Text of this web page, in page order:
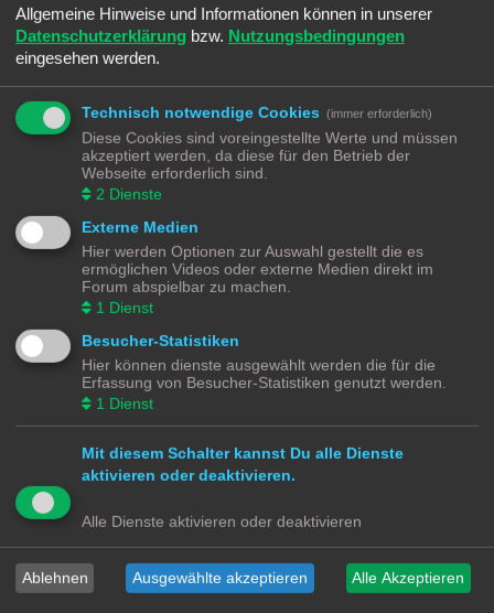
Letzter Beitrag von Ralph «Sa 25. Jun 2022, 08:30
Verfasst inSpiele & Co.
Umbauwagen ROCO
Letzter Beitrag von
Märklin BR216 (V160) CARGO digitalisieren
Letzter Beitrag von «Fr 20. Mai 2022, 17:36
Verfasst in Lokomotiven | Züge
Schotter Beladung selber machen
Verfasst inGestaltungstipps und Tricks
Märklin K83 Weichendecoder - Separate Stromeinspeisung
Letzter Beitrag von
Verfasst inDigital
Software - aber Welche - Teil 4
Letzter Beitrag von
Verfasst inSteuerung
Software - aber Welche - Teil 3
Letzter Beitrag von Moba_GM
Do 3. Mär 2022, 19:12
Verfasst inSteuerung
Software - aber Welche - Teil 2
Verfasst inSteuerung
Profilbanner
Letzter Beitrag vonRalph«So 27. Feb 2022, 09:12
Verfasst in
Arduino - habt ihr schon Erfahrung gemacht?
Verfasst inTechnik
S-Bahn Triebwagen ET171/EM171 - BR471/871
Letzter Beitrag vonHammonia«Sa 19. Feb 2022, 23:39
Allgemeine Hinweise und Informationen können in unserer
Datenschutzerklärung bzw. Nutzungsbedingungen
eingesehen werden.
Technisch notwendige Cookies (immer erforderlich)
Diese Cookies sind voreingestellte Werte und müssen
akzeptiert werden, da diese für den Betrieb der
Webseite erforderlich sind.
2 Dienste
Externe Medien
Hier werden Optionen zur Auswahl gestellt die es
ermöglichen Videos oder externe Medien direkt im
Forum abspielbar zu machen.
1 Dienst
Besucher-Statistiken
Hier können dienste ausgewählt werden die für die
Erfassung von Besucher-Statistiken genutzt werden.
1 Dienst
Mit diesem Schalter kannst Du alle Dienste
aktivieren oder deaktivieren.
Alle Dienste aktivieren oder deaktivieren
Ablehnen Ausgewählte akzeptieren Alle Akzeptieren